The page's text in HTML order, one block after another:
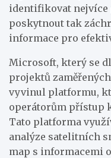
identifikovat nejvíce
poskytnout tak
informace pro
Microsoft, který se
projektů
vyvinul platformu,
operátorům přístup
Tato platforma
analýze satelitních
map s informacemi